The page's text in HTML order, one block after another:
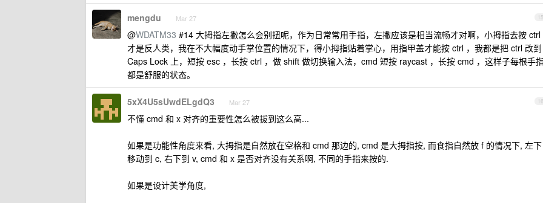
15
mengdu Mar 27
@WDATM33 #14 大拇指左撇怎么会别扭呢，作为日常常用手指，左撇应该是相当流畅才对啊，小拇指去按 ctrl
才是反人类，我在不大幅度动手掌位置的情况下，得小拇指贴着掌心，用指甲盖才能按 ctrl ，我都是把 ctrl 改到
Caps Lock 上，短按 esc ，长按 ctrl ，做 shift 做切换输入法，cmd 短按 raycast ，长按 cmd ，这样子每根手
都是舒服的状态。
16
5xX4U5sUwdELgdQ3 Mar 27
不懂 cmd 和 x 对齐的重要性怎么被拔到这么高...
如果是功能性角度来看, 大拇指是自然放在空格和 cmd 那边的, cmd 是大拇指按, 而食指自然放 f 的情况下, 左下
移动到 c, 右下到 v, cmd 和 x 是否对齐没有关系啊, 不同的手指来按的.
如果是设计美学角度,